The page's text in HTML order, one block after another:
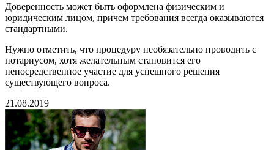
Доверенность может быть оформлена физическим и
юридическим лицом, причем требования всегда оказываются
стандартными.
Нужно отметить, что процедуру необязательно проводить с
нотариусом, хотя желательным становится его
непосредственное участие для успешного решения
существующего вопроса.
21.08.2019